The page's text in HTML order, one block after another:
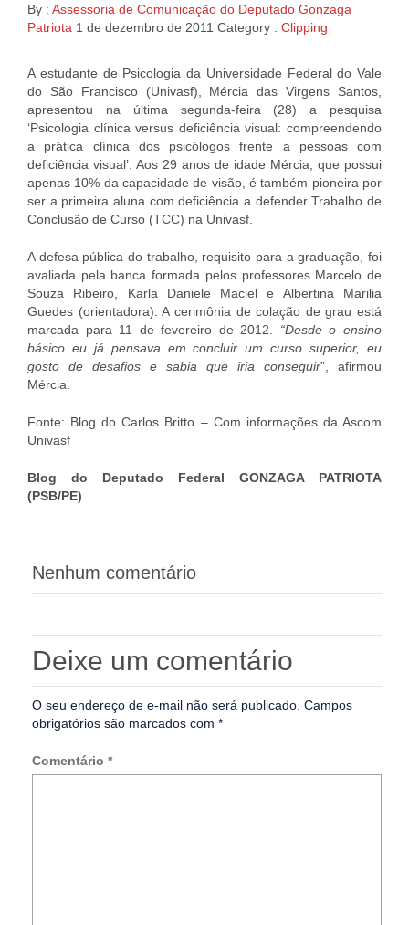
By : Assessoria de Comunicação do Deputado Gonzaga
Patriota 1 de dezembro de 2011 Category : Clipping
A estudante de Psicologia da Universidade Federal do Vale
do São Francisco (Univasf), Mércia das Virgens Santos,
apresentou na última segunda-feira (28) a pesquisa
‘Psicologia clínica versus deficiência visual: compreendendo
a prática clínica dos psicólogos frente a pessoas com
deficiência visual’. Aos 29 anos de idade Mércia, que possui
apenas 10% da capacidade de visão, é também pioneira por
ser a primeira aluna com deficiência a defender Trabalho de
Conclusão de Curso (TCC) na Univasf.
A defesa pública do trabalho, requisito para a graduação, foi
avaliada pela banca formada pelos professores Marcelo de
Souza Ribeiro, Karla Daniele Maciel e Albertina Marilia
Guedes (orientadora). A cerimônia de colação de grau está
marcada para 11 de fevereiro de 2012. “Desde o ensino
básico eu já pensava em concluir um curso superior, eu
gosto de desafios e sabia que iria conseguir”, afirmou
Mércia.
Fonte: Blog do Carlos Britto – Com informações da Ascom
Univasf
Blog do Deputado Federal GONZAGA PATRIOTA
(PSB/PE)
Nenhum comentário
Deixe um comentário
O seu endereço de e-mail não será publicado. Campos
obrigatórios são marcados com *
Comentário *